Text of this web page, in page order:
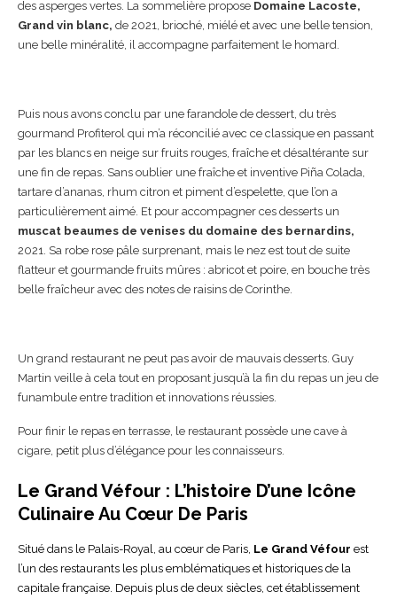
des asperges vertes. La sommelière propose Domaine Lacoste,
Grand vin blanc, de 2021, brioché, miélé et avec une belle tension,
une belle minéralité, il accompagne parfaitement le homard.
Puis nous avons conclu par une farandole de dessert, du très
gourmand Profiterol qui m’a réconcilié avec ce classique en passant
par les blancs en neige sur fruits rouges, fraîche et désaltérante sur
une fin de repas. Sans oublier une fraîche et inventive Piña Colada,
tartare d’ananas, rhum citron et piment d’espelette, que l’on a
particulièrement aimé. Et pour accompagner ces desserts un
muscat beaumes de venises du domaine des bernardins,
2021. Sa robe rose pâle surprenant, mais le nez est tout de suite
flatteur et gourmande fruits mûres : abricot et poire, en bouche très
belle fraîcheur avec des notes de raisins de Corinthe.
Un grand restaurant ne peut pas avoir de mauvais desserts. Guy
Martin veille à cela tout en proposant jusqu’à la fin du repas un jeu de
funambule entre tradition et innovations réussies.
Pour finir le repas en terrasse, le restaurant possède une cave à
cigare, petit plus d’élégance pour les connaisseurs.
Le Grand Véfour : L’histoire D’une Icône
Culinaire Au Cœur De Paris
Situé dans le Palais-Royal, au cœur de Paris, Le Grand Véfour est
l’un des restaurants les plus emblématiques et historiques de la
capitale française. Depuis plus de deux siècles, cet établissement